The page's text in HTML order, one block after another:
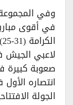
وفي
في أقوى
لاعبي الجيش
انتصاره
الجولة